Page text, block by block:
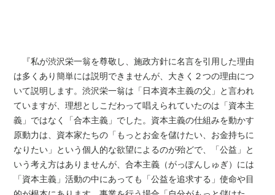
『私が渋沢栄一翁を尊敬し、施政方針に名言を引用した理由
は多くあり簡単には説明できませんが、大きく２つの理由につ
いて説明します。渋沢栄一翁は「日本資本主義の父」と言われ
ていますが、理想とし こだわって唱えられていたのは「資本主
義」ではなく「合本主義」でした。資本主義の仕組みを動かす
原動力は、資本家たちの「もっとお金を儲けたい、お金持ちに
なりたい」という個人的な欲望によるのが殆どで、「公益」と
いう考え方はありませんが、合本主義（がっぽんしゅぎ） には
「資本主義」活動の中にあっても「公益を追求する」使命や目